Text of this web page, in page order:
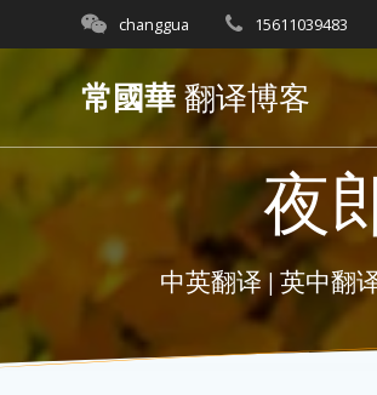
to
content
changgua 15611039483
常國華 翻译博客
夜
中英翻译 | 英中翻